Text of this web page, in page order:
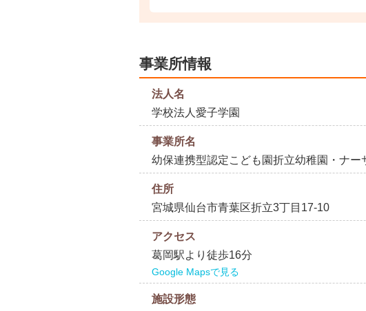
事業所情報
法人名
学校法人愛子学園
事業所名
幼保連携型認定こども園折立幼稚園・ナー
住所
宮城県仙台市青葉区折立3丁目17-10
アクセス
葛岡駅より徒歩16分
Google Mapsで見る
施設形態